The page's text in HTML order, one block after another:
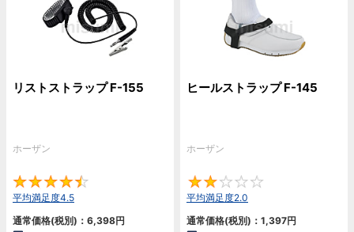
リストストラップ F-155
ホーザン
平均満足度4.5
通常価格(税別)： 6,398円
ヒールストラップ F-145
ホーザン
平均満足度2.0
通常価格(税別)： 1,397円